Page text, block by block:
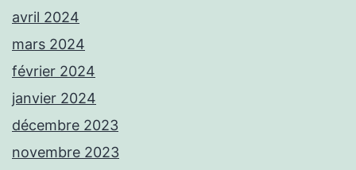
avril 2024
mars 2024
février 2024
janvier 2024
décembre 2023
novembre 2023